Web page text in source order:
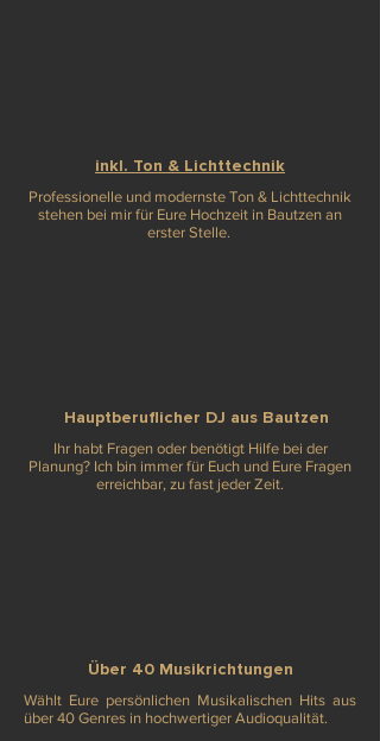
inkl. Ton & Lichttechnik
Professionelle und modernste Ton & Lichttechnik
stehen bei mir für Eure Hochzeit in Bautzen an
erster Stelle.
Hauptberuflicher DJ aus Bautzen
Ihr habt Fragen oder benötigt Hilfe bei der
Planung? Ich bin immer für Euch und Eure Fragen
erreichbar, zu fast jeder Zeit.
Über 40 Musikrichtungen
Wählt Eure persönlichen Musikalischen Hits aus
über 40 Genres in hochwertiger Audioqualität.